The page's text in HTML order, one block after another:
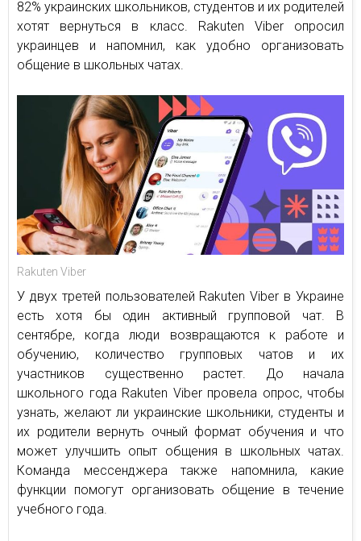
82% украинских школьников, студентов и их родителей
хотят вернуться в класс. Rakuten Viber опросил
украинцев и напомнил, как удобно организовать
общение в школьных чатах.
Rakuten Viber
У двух третей пользователей Rakuten Viber в Украине
есть хотя бы один активный групповой чат. В
сентябре, когда люди возвращаются к работе и
обучению, количество групповых чатов и их
участников существенно растет. До начала
школьного года Rakuten Viber провела опрос, чтобы
узнать, желают ли украинские школьники, студенты и
их родители вернуть очный формат обучения и что
может улучшить опыт общения в школьных чатах.
Команда мессенджера также напомнила, какие
функции помогут организовать общение в течение
учебного года.